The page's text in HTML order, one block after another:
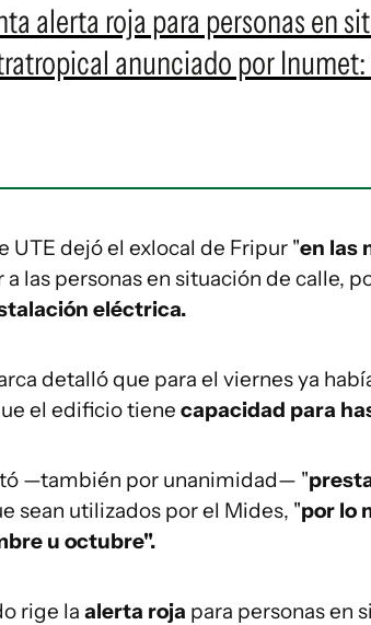
alerta roja para personas en
anunciado por Inumet:
UTE dejó el exlocal de Fripur "en las
las personas en situación de calle,
eléctrica.
detalló que para el viernes ya
el edificio tiene capacidad para
—también por unanimidad— "
sean utilizados por el Mides, "por lo
u octubre".
rige la alerta roja para personas en